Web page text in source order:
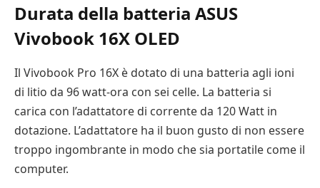
Durata della batteria ASUS
Vivobook 16X OLED
Il Vivobook Pro 16X è dotato di una batteria agli ioni
di litio da 96 watt-ora con sei celle. La batteria si
carica con l’adattatore di corrente da 120 Watt in
dotazione. L’adattatore ha il buon gusto di non essere
troppo ingombrante in modo che sia portatile come il
computer.